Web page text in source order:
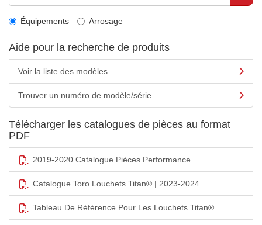
Équipements Arrosage
Aide pour la recherche de produits
Voir la liste des modèles
Trouver un numéro de modèle/série
Télécharger les catalogues de pièces au format
PDF
2019-2020 Catalogue Piéces Performance
Catalogue Toro Louchets Titan® | 2023-2024
Tableau De Référence Pour Les Louchets Titan®